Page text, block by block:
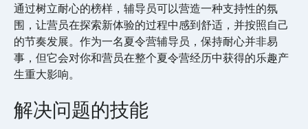
通过树立耐心的榜样，辅导员可以营造一种支持性的氛
围，让营员在探索新体验的过程中感到舒适，并按照自己
的节奏发展。作为一名夏令营辅导员，保持耐心并非易
事，但它会对你和营员在整个夏令营经历中获得的乐趣产
生重大影响。
解决问题的技能